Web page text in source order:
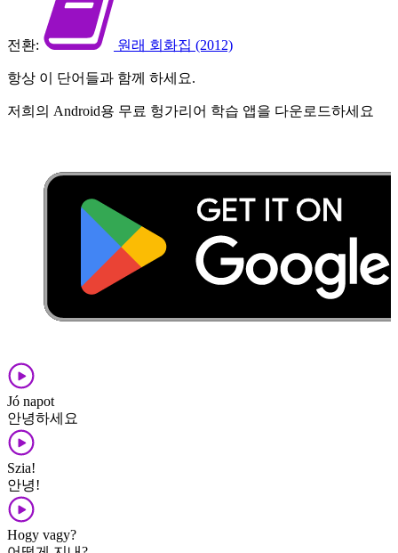
전환: 원래 회화집 (2012)
항상 이 단어들과 함께 하세요.
저희의 Android용 무료 헝가리어 학습 앱을 다운로드하세요
Jó napot
안녕하세요
Szia!
안녕!
Hogy vagy?